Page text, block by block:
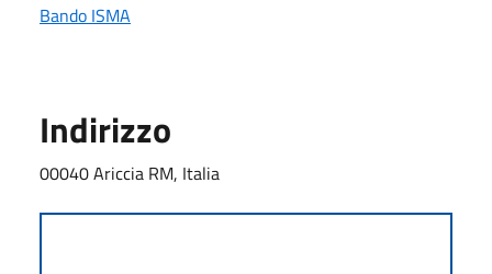
Bando ISMA
Indirizzo
00040 Ariccia RM, Italia